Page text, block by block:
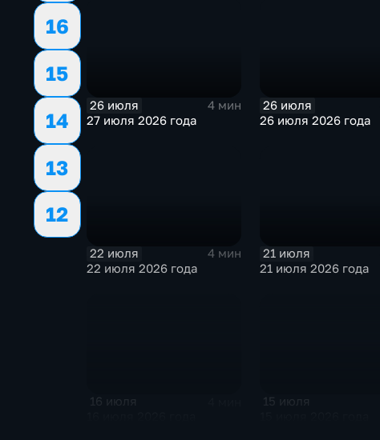
16
15
14
13
12
26 июля
4 мин
27 июля 2026 года
26 июля
26 июля 2026 года
22 июля
4 мин
22 июля 2026 года
21 июля
21 июля 2026 года
16 июля 15 июля